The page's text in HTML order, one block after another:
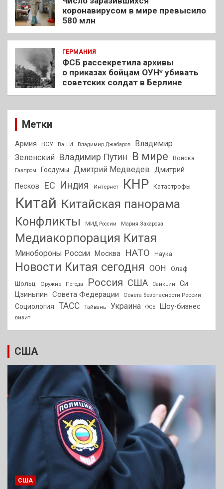
коронавирусом в мире превысило
580 млн
ГЕРМАНИЯ
ФСБ рассекретила архивы
о приказах бойцам ОУН* убивать
советских солдат в Берлине
Метки
Армия ВСУ Ван И Владимир Джабаров
Владимир
Зеленский
Владимир Путин В мире Войска
Газпром Госдумы Дмитрий Медведев Дмитрий
Песков
ЕС Индия Интернет КНР Катастрофы
Китай Китайская панорама
Конфликты
МИД России Мария Захарова
Медиакорпорация Китая
Минобороны России Москва НАТО Наука
Новости Китая сегодня ООН
Олаф
Шольц
Оружие Погода Россия США Санкции
Си
Цзиньпин Совета Федерации Совета безопасности России
Социология ТАСС Тайвань Украина ФСБ Шоу-бизнес
визит
США
США